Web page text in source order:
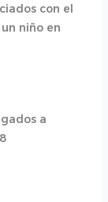
con el
niño en
a